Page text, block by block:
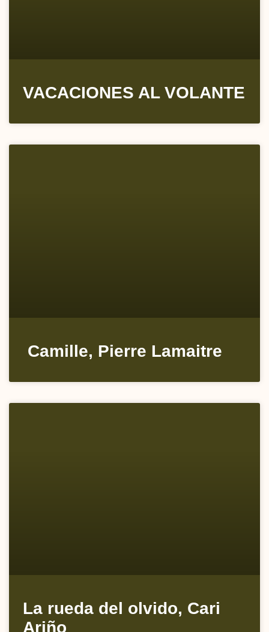
VACACIONES AL VOLANTE
Camille, Pierre Lamaitre
La rueda del olvido, Cari
Ariño